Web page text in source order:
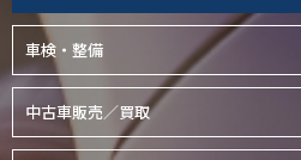
車検・整備
中古車販売／買取